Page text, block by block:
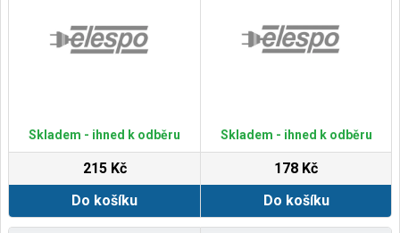
Skladem - ihned k odběru
215 Kč
Do košíku
Skladem - ihned k odběru
178 Kč
Do košíku